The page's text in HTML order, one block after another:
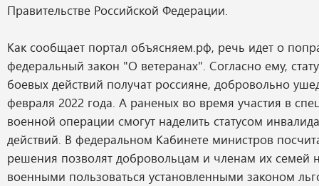
Правительстве Российской Федерации.
Как сообщает портал объясняем.рф, речь идет о
федеральный закон "О ветеранах". Согласно ему,
боевых действий получат россияне, добровольно
февраля 2022 года. А раненых во время участия в
военной операции смогут наделить статусом
действий. В федеральном Кабинете министров
решения позволят добровольцам и членам их семей
военными пользоваться установленными законом